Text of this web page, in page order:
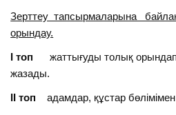
Зерттеу тапсырмаларына
орындау.
І топ жаттығуды толық
жазады.
ІІ топ адамдар, құстар